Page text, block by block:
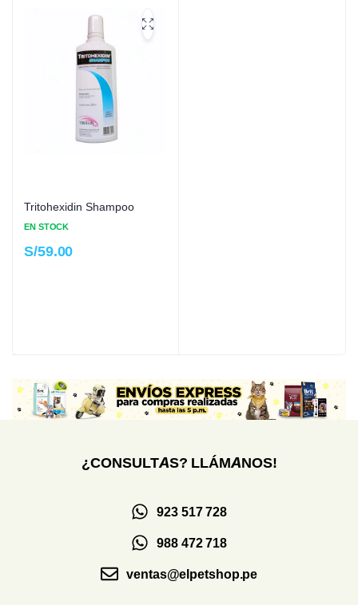
Tritohexidin Shampoo
EN STOCK
S/59.00
¿CONSULTAS? LLÁMANOS!
923 517 728
988 472 718
ventas@elpetshop.pe